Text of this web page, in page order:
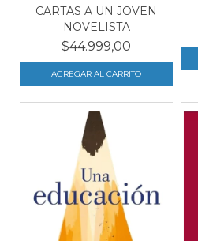
CARTAS A UN JOVEN
NOVELISTA
$44.999,00